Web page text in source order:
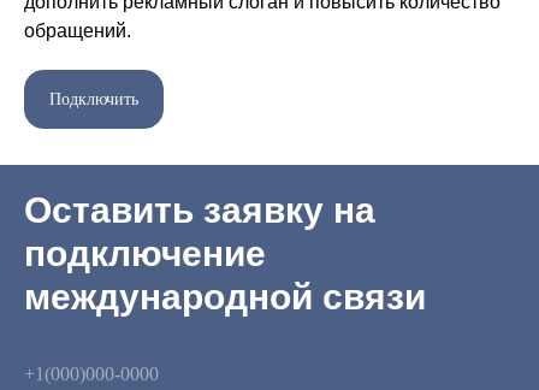
обращений.
Подключить
Оставить заявку на
подключение
международной связи